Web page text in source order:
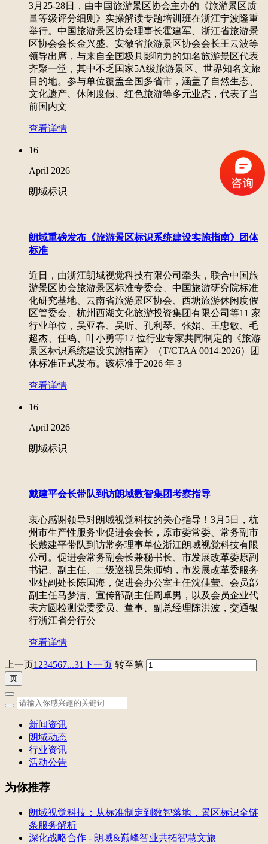
3月25-28日，由中国旅游景区协会主办的《旅游景区质
量等级评分细则》实操解读专题培训班在浙江宁波隆重
举行。中国旅游景区协会理事长霍建军、浙江省旅游景
区协会会长金兴盛、安徽省旅游景区协会会长王云波等
领导出席，与来自全国极具影响力的知名旅游景区代表
齐聚一堂，其中不乏国家5A级旅游景区、世界知名文旅
目的地。参与单位覆盖全国多省市，涵盖了自然生态、
文化遗产、休闲度假、红色旅游等多元业态，代表了当
前国内文
查看详情
16
April 2026
朗域标识
朗域重磅发布《旅游景区标识系统建设实施指南》团体
标准
近日，由浙江朗域视觉科技有限公司牵头，联合中国旅
游景区协会旅游景区标准专委会、中国旅游研究院标准
化研究基地、云南省旅游景区协会、西塘旅游休闲度假
区管委会、杭州西湖文化旅游投资集团有限公司等11 家
行业单位，吴亚春、吴昕、孔利琴、张娟、王忠敏、毛
超杰、任鸣、叶小勇等17 位行业专家共同制定的《旅游
景区标识系统建设实施指南》（T/CTAA 0014-2026）团
体标准正式发布。该标准于2026 年 3
查看详情
16
April 2026
朗域标识
戴建平会长带队到访朗域数智集团考察指导
衷心感谢领导对朗域视觉科技的关心指导！3月5日，杭
州市生产性服务业促进会会长，原市委常委、常务副市
长戴建平带队到访常务理事单位浙江朗域视觉科技有限
公司。促进会常务副会长兼秘书长、市发展改革委原副
书记、副主任、二级巡视员朱师钧，市发展改革委服务
业处副处长陈国海，促进会办公室主任沈佳莹、会员部
副主任马梦洁、宣传部副主任周卓男，以及会员企业代
表方圆检测党委委员、董事、副总经理陈洪波，交通银
行浙江省分行公
查看详情
上一页1 234567...31下一页 转至第
新闻资讯
朗域动态
行业资讯
活动公告
为你推荐
朗域视觉科技：从标准制定到数智落地，景区标识全链
条服务解析
深化战略合作 - 朗域&巅峰智业共拓智慧文旅